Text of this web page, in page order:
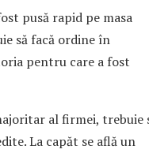
pusă rapid pe masa
să facă ordine în
pentru care a fost
al firmei, trebuie
La capăt se află un